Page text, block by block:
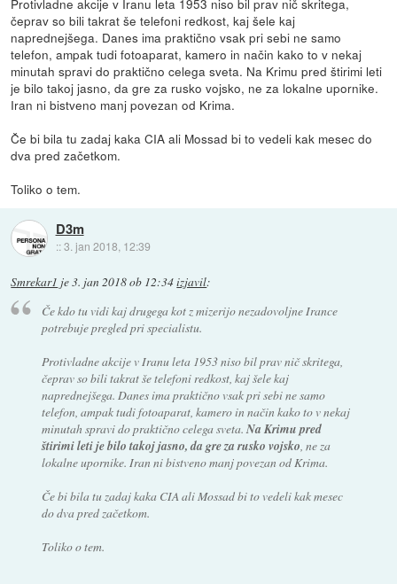
čeprav so bili takrat še telefoni redkost, kaj šele kaj
naprednejšega. Danes ima praktično vsak pri sebi ne samo
telefon, ampak tudi fotoaparat, kamero in način kako to v nekaj
minutah spravi do praktično celega sveta. Na Krimu pred štirimi leti
je bilo takoj jasno, da gre za rusko vojsko, ne za lokalne upornike.
Iran ni bistveno manj povezan od Krima.
Če bi bila tu zadaj kaka CIA ali Mossad bi to vedeli kak mesec do
dva pred začetkom.
Toliko o tem.
D3m
::3. jan 2018, 12:39
Smrekar1 je3. jan 2018 ob 12:34izjavil:
Če kdo tu vidi kaj drugega kot z mizerijo nezadovoljne Irance
potrebuje pregled pri specialistu.
Protivladne akcije v Iranu leta 1953 niso bil prav nič skritega,
čeprav so bili takrat še telefoni redkost, kaj šele kaj
naprednejšega. Danes ima praktično vsak pri sebi ne samo
telefon, ampak tudi fotoaparat, kamero in način kako to v nekaj
minutah spravi do praktično celega sveta.Na Krimu pred
štirimi leti je bilo takoj jasno, da gre za rusko vojsko, ne za
lokalne upornike. Iran ni bistveno manj povezan od Krima.
Če bi bila tu zadaj kaka CIA ali Mossad bi to vedeli kak mesec
do dva pred začetkom.
Toliko o tem.